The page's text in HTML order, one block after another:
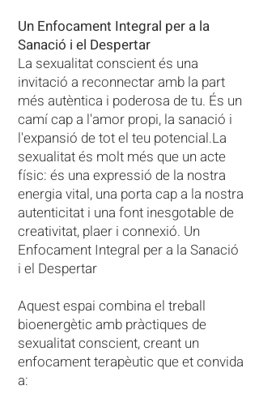
Un Enfocament Integral per a la
Sanació i el Despertar
La sexualitat conscient és una
invitació a reconnectar amb la part
més autèntica i poderosa de tu. És un
camí cap a l'amor propi, la sanació i
l'expansió de tot el teu potencial.La
sexualitat és molt més que un acte
físic: és una expressió de la nostra
energia vital, una porta cap a la nostra
autenticitat i una font inesgotable de
creativitat, plaer i connexió. Un
Enfocament Integral per a la Sanació
i el Despertar
Aquest espai combina el treball
bioenergètic amb pràctiques de
sexualitat conscient, creant un
enfocament terapèutic que et convida
a: